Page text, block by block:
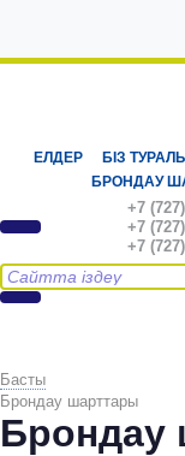
ЕЛДЕР БІЗ ТУРАЛЫ
БРОНДАУ
+7 (727)
+7 (727)
+7 (727)
Басты
Брондау шарттары
Брондау